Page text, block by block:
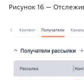
Рисунок 16 —